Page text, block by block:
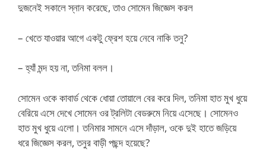
দুজনেই সকালে স্নান করেছে, তাও সোমেন জিজ্ঞেস করল
– খেতে যাওয়ার আগে একটু ফ্রেশ হয়ে নেবে নাকি তনু?
– হ্যাঁ মন্দ হয় না, তনিমা বলল।
সোমেন ওকে কাবার্ড থেকে ধোয়া তোয়ালে বের করে দিল, তনিমা হাত মুখ ধুয়ে
বেরিয়ে এসে দেখে সোমেন ওর ট্রলিটা বেডরুমে নিয়ে এসেছে। সোমেনও
হাত মুখ ধুয়ে এলো। তনিমার সামনে এসে দাঁড়াল, ওকে দুই হাতে জড়িয়ে
ধরে জিজ্ঞেস করল, তনুর বাড়ী পছন্দ হয়েছে?